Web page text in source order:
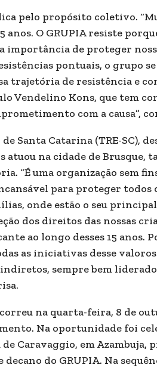
pelo propósito coletivo.
anos. O GRUPIA resiste
importância de proteger
pontuais, o grupo
trajetória de resistência e
Vendelino Kons, que tem
com a causa”,
Santa Catarina (TRE-SC),
na cidade de Brusque,
“É uma organização sem
para proteger todos
onde estão o seu
dos direitos das nossas
ao longo desses 15 anos.
as iniciativas desse
sempre bem
na quarta-feira, 8 de
Na oportunidade foi
Caravaggio, em Azambuja,
do GRUPIA. Na